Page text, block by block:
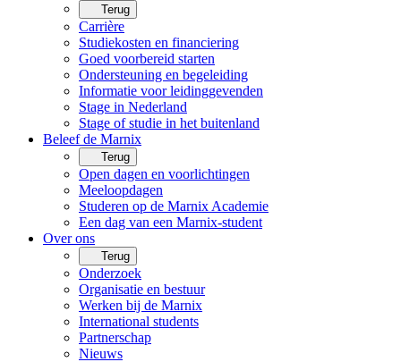
Terug
Carrière
Studiekosten en financiering
Goed voorbereid starten
Ondersteuning en begeleiding
Informatie voor leidinggevenden
Stage in Nederland
Stage of studie in het buitenland
Beleef de Marnix
Terug
Open dagen en voorlichtingen
Meeloopdagen
Studeren op de Marnix Academie
Een dag van een Marnix-student
Over ons
Terug
Onderzoek
Organisatie en bestuur
Werken bij de Marnix
International students
Partnerschap
Nieuws